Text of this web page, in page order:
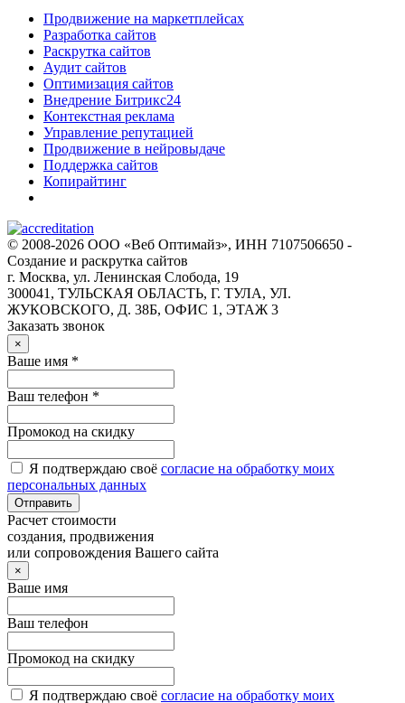
Продвижение на маркетплейсах
Разработка сайтов
Раскрутка сайтов
Аудит сайтов
Оптимизация сайтов
Внедрение Битрикс24
Контекстная реклама
Управление репутацией
Продвижение в нейровыдаче
Поддержка сайтов
Копирайтинг
© 2008-2026 ООО «Веб Оптимайз», ИНН 7107506650 -
Создание и раскрутка сайтов
г. Москва, ул. Ленинская Слобода, 19
300041, ТУЛЬСКАЯ ОБЛАСТЬ, Г. ТУЛА, УЛ.
ЖУКОВСКОГО, Д. 38Б, ОФИС 1, ЭТАЖ 3
Заказать звонок
×
Ваше имя *
Ваш телефон *
Промокод на скидку
Я подтверждаю своё согласие на обработку моих
персональных данных
Отправить
Расчет стоимости
создания, продвижения
или сопровождения Вашего сайта
×
Ваше имя
Ваш телефон
Промокод на скидку
Я подтверждаю своё согласие на обработку моих